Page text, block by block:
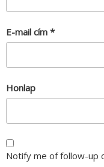
E-mail cím *
Honlap
Notify me of follow-up